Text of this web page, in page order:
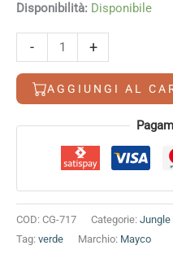
Disponibilità: Disponibile
-
Pistachio
quantità
+
AGGIUNGI AL
Alternative:
COD: CG-717 Categorie: Jungle
Tag: verde Marchio: Mayco